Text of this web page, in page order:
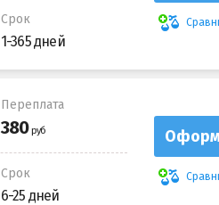
Срок
1-365 дней
Переплата
Срок
6-25 дней